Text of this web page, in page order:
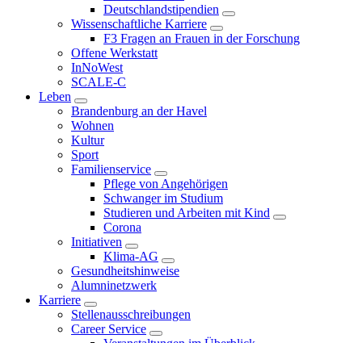
Deutschlandstipendien
Wissenschaftliche Karriere
F3 Fragen an Frauen in der Forschung
Offene Werkstatt
InNoWest
SCALE-C
Leben
Brandenburg an der Havel
Wohnen
Kultur
Sport
Familienservice
Pflege von Angehörigen
Schwanger im Studium
Studieren und Arbeiten mit Kind
Corona
Initiativen
Klima-AG
Gesundheitshinweise
Alumninetzwerk
Karriere
Stellenausschreibungen
Career Service